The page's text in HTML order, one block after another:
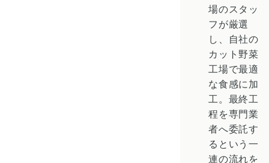
場のスタッ
フが厳選
し、自社の
カット野菜
工場で最適
な食感に加
工。最終工
程を専門業
者へ委託す
るという一
連の流れを